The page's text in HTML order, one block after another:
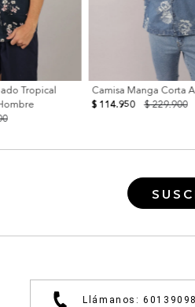
Tropical
Camisa Manga Corta
$ 229.900
$ 114.950
Llámanos: